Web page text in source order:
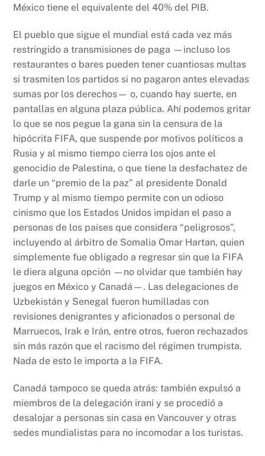
México tiene el equivalente del 40% del PIB.
El pueblo que sigue el mundial está cada vez más
restringido a transmisiones de paga —incluso los
restaurantes o bares pueden tener cuantiosas multas
si trasmiten los partidos si no pagaron antes elevadas
sumas por los derechos— o, cuando hay suerte, en
pantallas en alguna plaza pública. Ahí podemos gritar
lo que se nos pegue la gana sin la censura de la
hipócrita FIFA, que suspende por motivos políticos a
Rusia y al mismo tiempo cierra los ojos ante el
genocidio de Palestina, o que tiene la desfachatez de
darle un “premio de la paz” al presidente Donald
Trump y al mismo tiempo permite con un odioso
cinismo que los Estados Unidos impidan el paso a
personas de los países que considera “peligrosos”,
incluyendo al árbitro de Somalia Omar Hartan, quien
simplemente fue obligado a regresar sin que la FIFA
le diera alguna opción —no olvidar que también hay
juegos en México y Canadá—. Las delegaciones de
Uzbekistán y Senegal fueron humilladas con
revisiones denigrantes y aficionados o personal de
Marruecos, Irak e Irán, entre otros, fueron rechazados
sin más razón que el racismo del régimen trumpista.
Nada de esto le importa a la FIFA.
Canadá tampoco se queda atrás: también expulsó a
miembros de la delegación iraní y se procedió a
desalojar a personas sin casa en Vancouver y otras
sedes mundialistas para no incomodar a los turistas.